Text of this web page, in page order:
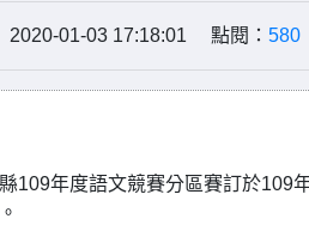
2020-01-03 17:18:01 點閱： 580
109年度語文競賽分區賽訂於109